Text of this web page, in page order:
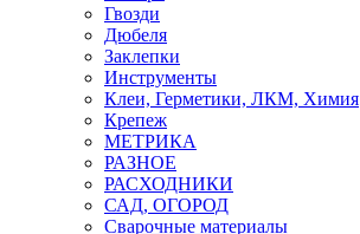
Гвозди
Дюбеля
Заклепки
Инструменты
Клеи, Герметики, ЛКМ, Химия
Крепеж
МЕТРИКА
РАЗНОЕ
РАСХОДНИКИ
САД, ОГОРОД
Сварочные материалы